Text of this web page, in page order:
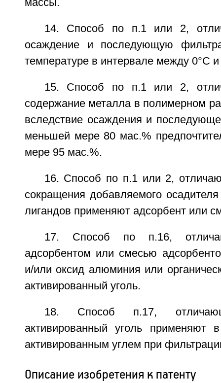
массы.
14. Способ по п.1 или 2,
осаждение и последующую
температуре в интервале между 0°С
15. Способ по п.1 или 2,
содержание металла в полимерном
вследствие осаждения и
меньшей мере 80 мас.%
мере 95 мас.%.
16. Способ по п.1 или 2,
сокращения добавляемого
лигандов применяют адсорбент или
17. Способ по п.16,
адсорбентом или смесью
и/или оксид алюминия или
активированный уголь.
18. Способ п.17,
активированный уголь
активированным углем при
Описание изобретения к патенту